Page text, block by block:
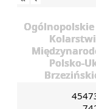
Ogólnopolskie
Polsko-